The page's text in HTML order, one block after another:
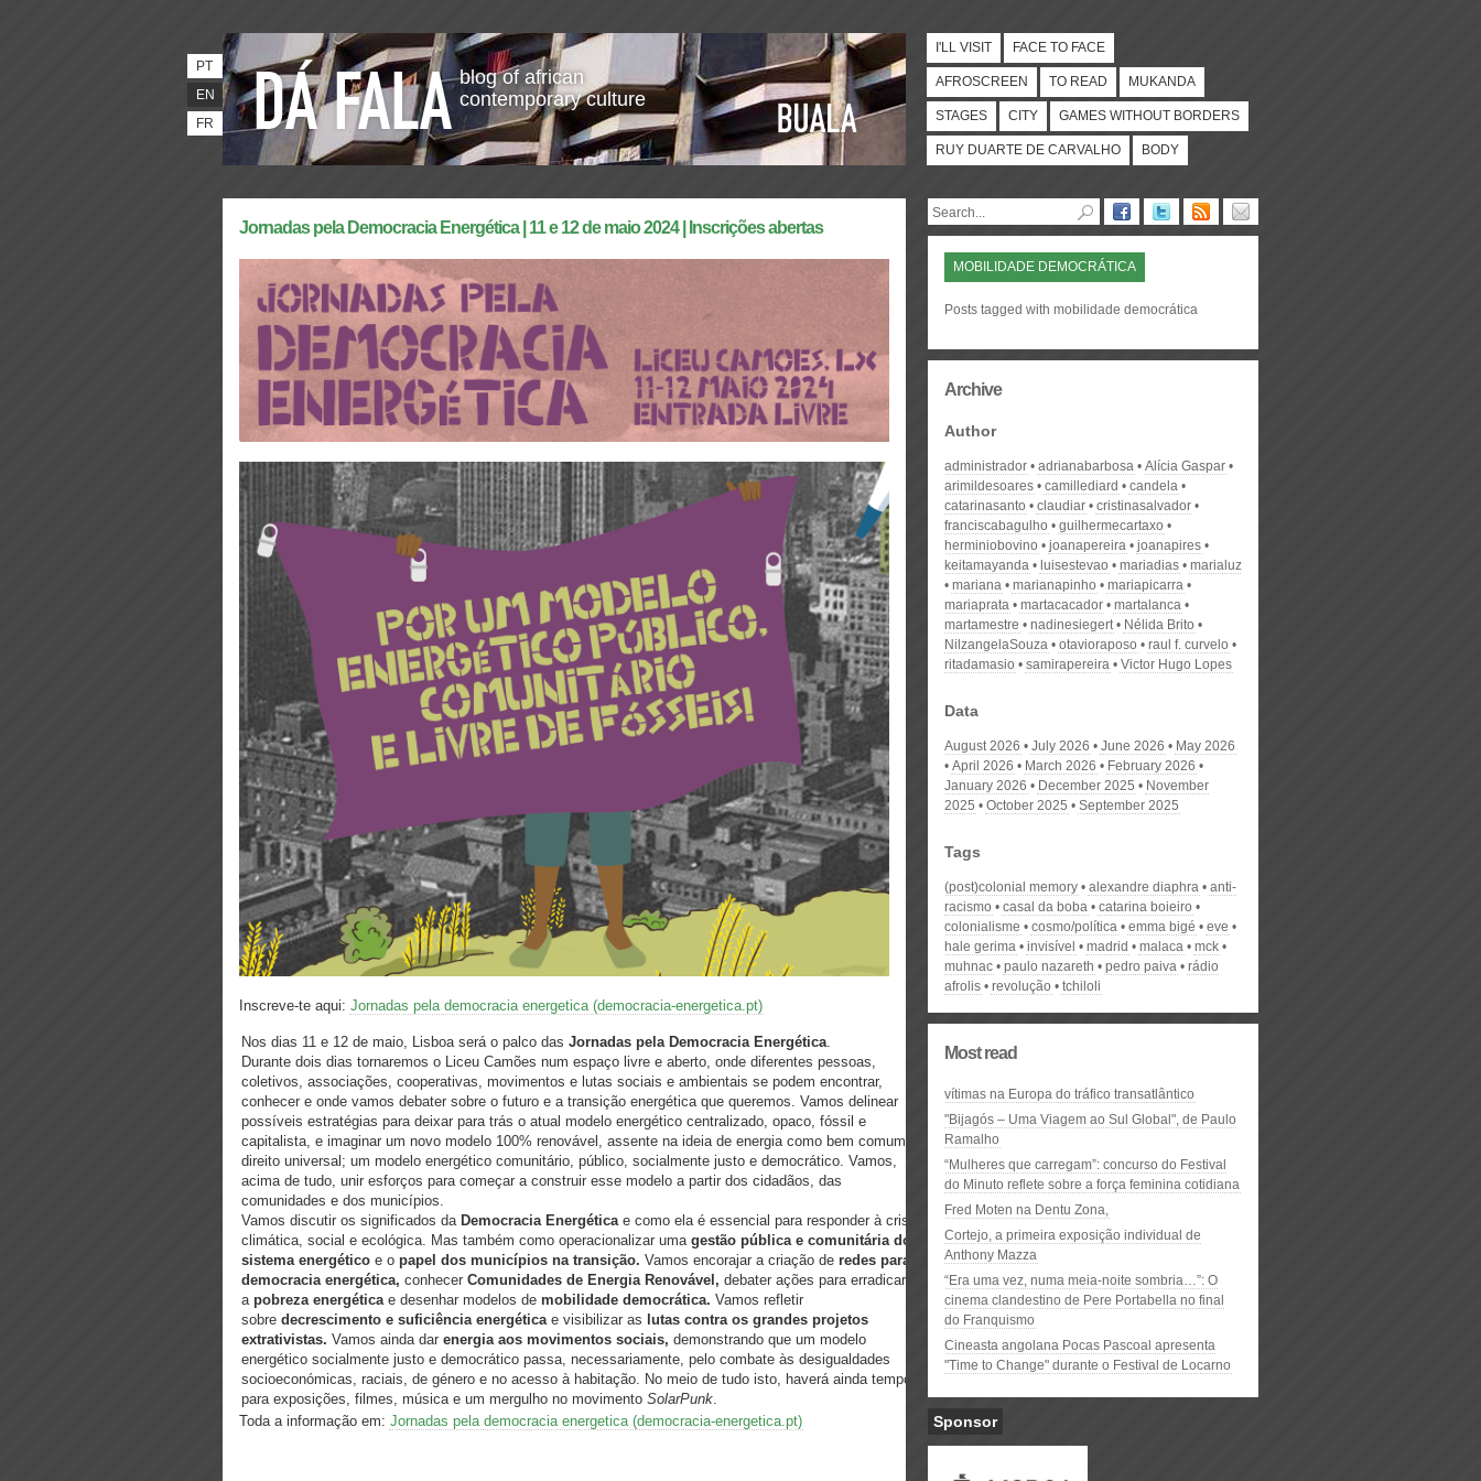
blog of african
contemporary culture
PT
EN
FR
I'LL VISIT FACE TO FACE
AFROSCREEN TO READ MUKANDA
STAGES CITY GAMES WITHOUT BORDERS
RUY DUARTE DE CARVALHO BODY
Jornadas pela Democracia Energética | 11 e 12 de maio 2024 | Inscrições abertas
Inscreve-te aqui: Jornadas pela democracia energetica (democracia-energetica.pt)
Nos dias 11 e 12 de maio, Lisboa será o palco das Jornadas pela Democracia Energética.
Durante dois dias tornaremos o Liceu Camões num espaço livre e aberto, onde diferentes pessoas,
coletivos, associações, cooperativas, movimentos e lutas sociais e ambientais se podem encontrar,
conhecer e onde vamos debater sobre o futuro e a transição energética que queremos. Vamos delinear
possíveis estratégias para deixar para trás o atual modelo energético centralizado, opaco, fóssil e
capitalista, e imaginar um novo modelo 100% renovável, assente na ideia de energia como bem comum e
direito universal; um modelo energético comunitário, público, socialmente justo e democrático. Vamos,
acima de tudo, unir esforços para começar a construir esse modelo a partir dos cidadãos, das
comunidades e dos municípios.
Vamos discutir os significados da Democracia Energética e como ela é essencial para responder à crise
climática, social e ecológica. Mas também como operacionalizar umagestão pública e comunitária do
sistema energético e o papel dos municípios na transição. Vamos encorajar a criação de redes para a
democracia energética, conhecer Comunidades de Energia Renovável, debater ações para erradicar
apobreza energéticae desenhar modelos de mobilidade democrática. Vamos refletir
sobre decrescimento e suficiência energética e visibilizar as lutas contra os grandes projetos
extrativistas. Vamos ainda dar energia aos movimentos sociais, demonstrando que um modelo
energético socialmente justo e democrático passa, necessariamente, pelo combate às desigualdades
socioeconómicas, raciais, de género e no acesso à habitação. No meio de tudo isto, haverá ainda tempo
para exposições, filmes, música e um mergulho no movimento SolarPunk.
Toda a informação em: Jornadas pela democracia energetica (democracia-energetica.pt)
MOBILIDADE DEMOCRÁTICA
Posts tagged with mobilidade democrática
Archive
Author
administrador adrianabarbosa
Alícia Gaspar
arimildesoares
camillediard
candela
catarinasanto
claudiar
cristinasalvador
franciscabagulho
guilhermecartaxo
herminiobovino
joanapereira
joanapires
keitamayanda
luisestevao mariadias
marialuz
mariana
marianapinho
mariapicarra
mariaprata
martacacador
martalanca
martamestre
nadinesiegert
Nélida Brito
NilzangelaSouza
otavioraposo
raul f. curvelo
ritadamasio
samirapereira Victor Hugo Lopes
Data
August 2026 July 2026 June 2026
May 2026
April 2026
March 2026
February 2026
January 2026
December 2025
November
2025
October 2025 September 2025
Tags
(post)colonial memory alexandre diaphra
anti-
racismo
casal da boba
catarina boieiro
colonialisme
cosmo/política emma bigé
eve
hale gerima
invisível madrid malaca
mck
muhnac
paulo nazareth pedro paiva
rádio
afrolis
revolução tchiloli
Most read
vítimas na Europa do tráfico transatlântico
"Bijagós – Uma Viagem ao Sul Global", de Paulo
Ramalho
“Mulheres que carregam”: concurso do Festival
do Minuto reflete sobre a força feminina cotidiana
Fred Moten na Dentu Zona,
Cortejo, a primeira exposição individual de
Anthony Mazza
“Era uma vez, numa meia-noite sombria…”: O
cinema clandestino de Pere Portabella no final
do Franquismo
Cineasta angolana Pocas Pascoal apresenta
"Time to Change" durante o Festival de Locarno
Sponsor